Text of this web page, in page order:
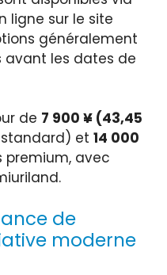
ligne sur le site
généralement
avant les dates de
de 7 900 ¥ (43,45
et 14 000
premium, avec
de
moderne